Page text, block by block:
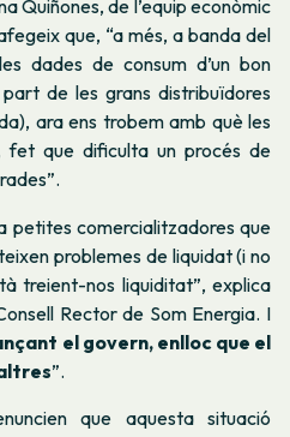
Quiñones, de l’equip econòmic
que, “a més, a banda del
dades de consum d’un bon
de les grans distribuïdores
ara ens trobem amb què les
fet que dificulta un procés de
petites comercialitzadores que
problemes de liquidat (i no
treient-nos liquiditat”, explica
Rector de Som Energia. I
el govern, enlloc que el
”.
que aquesta situació